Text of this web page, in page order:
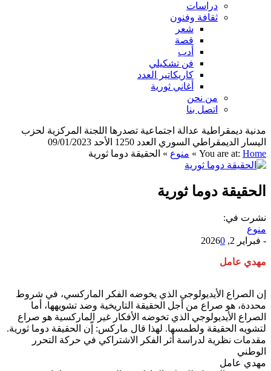
دراسات
ثقافة وفنون
شعر
قصة
أدب
فن تشكيلي
كاريكاتير العدد
أغاني ثورية
من نحن
اتصل بنا
مدنية ديمقراطية عدالة اجتماعية تصدرها اللجنة المركزية لحزب
اليسار الديمقراطي السوري العدد 1250 الأحد 09/01/2023
You are at: Home
» منوع » الحقيقة دوما ثورية
الحقيقة دوما ثورية
نشرت في:
منوع
- فبراير 2, 2026 0
مهدي عامل
إن الصراع الأيديولوجي الذي يخوضه الفكر الماركسي، في شروط
محددة، هو صراع من أجل الحقيقة التاريخية وضد تشويهها، أما
الصراع الأيديولوجي الذي تخوضه الأفكار غير الماركسية هو صراع
لتشويه الحقيقة ولطمسها. لهذا قال ماركس: إّن الحقيقة دوما ثورية.
مقدمات نظرية لدراسة أثر الفكر الاشتراكي في حركة التحرر
الوطني
مهدي عامل